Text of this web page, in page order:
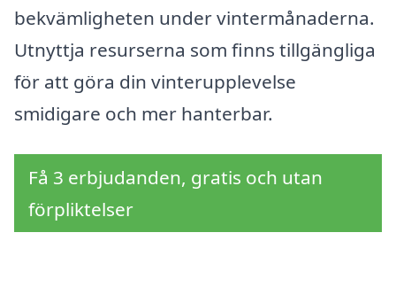
bekvämligheten under vintermånaderna.
Utnyttja resurserna som finns tillgängliga
för att göra din vinterupplevelse
smidigare och mer hanterbar.
Få 3 erbjudanden, gratis och utan
förpliktelser